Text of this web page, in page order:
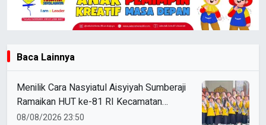
Baca Lainnya
Menilik Cara Nasyiatul Aisyiyah Sumberaji
Ramaikan HUT ke-81 RI Kecamatan
Sukodadi
08/08/2026 23:50